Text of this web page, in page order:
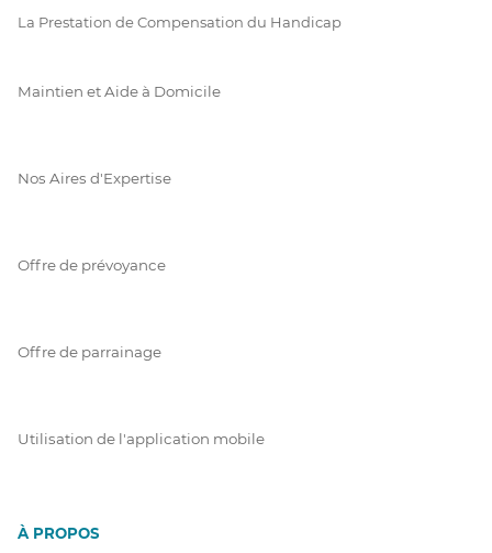
La Prestation de Compensation du Handicap
Maintien et Aide à Domicile
Nos Aires d'Expertise
Offre de prévoyance
Offre de parrainage
Utilisation de l'application mobile
À PROPOS